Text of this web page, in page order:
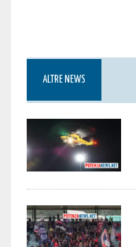
ALTRE NEWS